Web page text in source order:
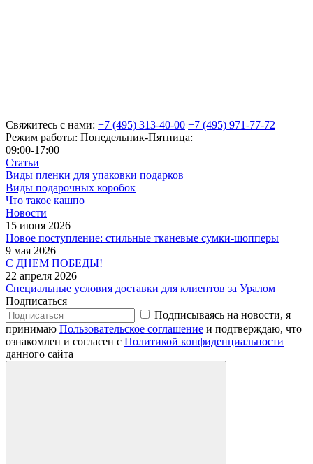
Свяжитесь с нами: +7 (495) 313-40-00 +7 (495) 971-77-72
Режим работы: Понедельник-Пятница:
09:00-17:00
Статьи
Виды пленки для упаковки подарков
Виды подарочных коробок
Что такое кашпо
Новости
15 июня 2026
Новое поступление: стильные тканевые сумки-шопперы
9 мая 2026
С ДНЕМ ПОБЕДЫ!
22 апреля 2026
Специальные условия доставки для клиентов за Уралом
Подписаться
Подписываясь на новости, я
принимаю Пользовательское соглашение и подтверждаю, что
ознакомлен и согласен с Политикой конфиденциальности
данного сайта